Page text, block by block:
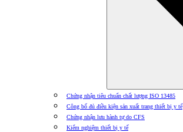
Chứng nhận tiêu chuẩn chất lượng ISO 13485
Công bố đủ điều kiện sản xuất trang thiết bị y tế
Chứng nhận lưu hành tự do CFS
Kiểm nghiệm thiết bị y tế